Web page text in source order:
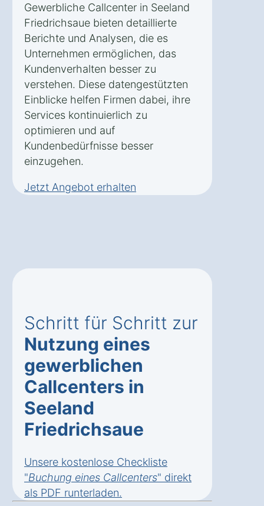
Gewerbliche Callcenter in Seeland
Friedrichsaue bieten detaillierte
Berichte und Analysen, die es
Unternehmen ermöglichen, das
Kundenverhalten besser zu
verstehen. Diese datengestützten
Einblicke helfen Firmen dabei, ihre
Services kontinuierlich zu
optimieren und auf
Kundenbedürfnisse besser
einzugehen.
Jetzt Angebot erhalten
Schritt für Schritt zur
Nutzung eines
gewerblichen
Callcenters in
Seeland
Friedrichsaue
Unsere kostenlose Checkliste
"Buchung eines Callcenters" direkt
als PDF runterladen.